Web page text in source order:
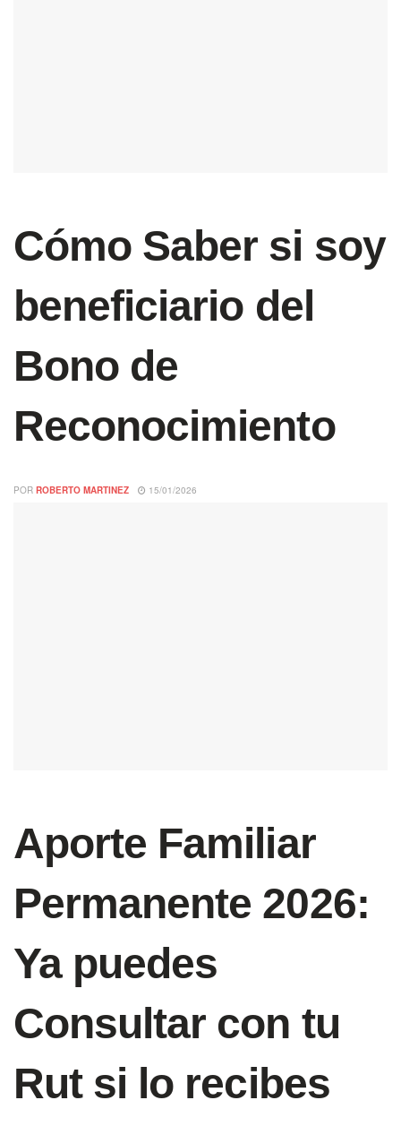
Cómo Saber si soy
beneficiario del
Bono de
Reconocimiento
POR ROBERTO MARTINEZ 15/01/2026
Aporte Familiar
Permanente 2026:
Ya puedes
Consultar con tu
Rut si lo recibes